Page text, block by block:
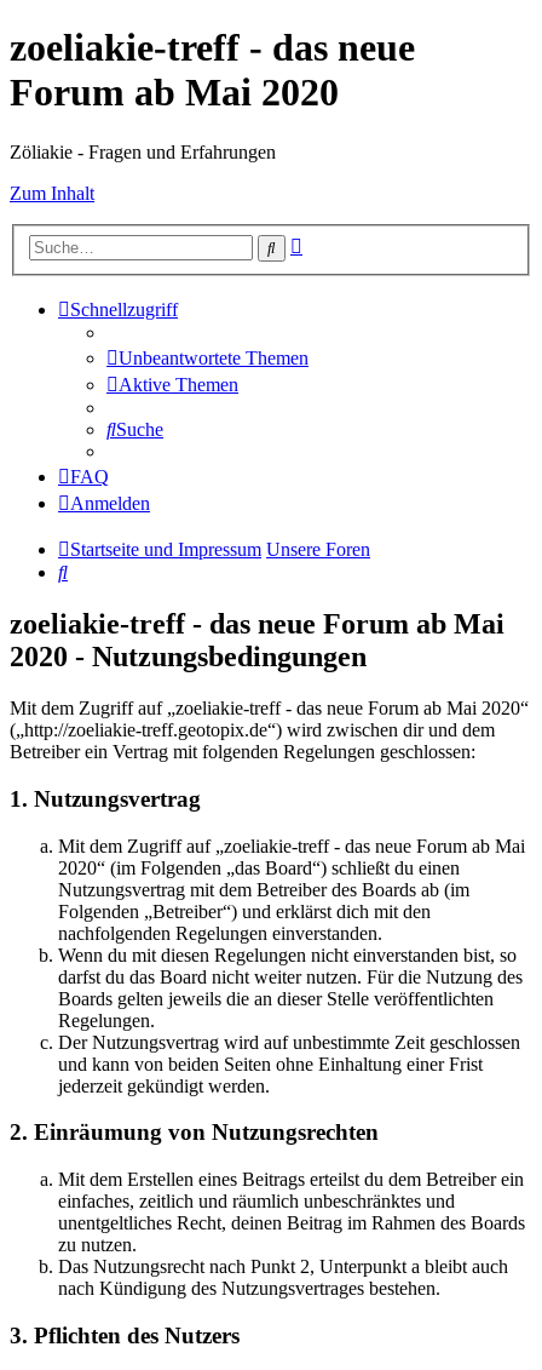
zoeliakie-treff - das neue
Forum ab Mai 2020
Zöliakie - Fragen und Erfahrungen
Zum Inhalt
Suche
Schnellzugriff
Unbeantwortete Themen
Aktive Themen
Suche
FAQ
Anmelden
Startseite und Impressum Unsere Foren
Suche
zoeliakie-treff - das neue Forum ab Mai
2020 - Nutzungsbedingungen
Mit dem Zugriff auf „zoeliakie-treff - das neue Forum ab Mai 2020“
(„http://zoeliakie-treff.geotopix.de“) wird zwischen dir und dem
Betreiber ein Vertrag mit folgenden Regelungen geschlossen:
1. Nutzungsvertrag
Mit dem Zugriff auf „zoeliakie-treff - das neue Forum ab Mai
2020“ (im Folgenden „das Board“) schließt du einen
Nutzungsvertrag mit dem Betreiber des Boards ab (im
Folgenden „Betreiber“) und erklärst dich mit den
nachfolgenden Regelungen einverstanden.
Wenn du mit diesen Regelungen nicht einverstanden bist, so
darfst du das Board nicht weiter nutzen. Für die Nutzung des
Boards gelten jeweils die an dieser Stelle veröffentlichten
Regelungen.
Der Nutzungsvertrag wird auf unbestimmte Zeit geschlossen
und kann von beiden Seiten ohne Einhaltung einer Frist
jederzeit gekündigt werden.
2. Einräumung von Nutzungsrechten
Mit dem Erstellen eines Beitrags erteilst du dem Betreiber ein
einfaches, zeitlich und räumlich unbeschränktes und
unentgeltliches Recht, deinen Beitrag im Rahmen des Boards
zu nutzen.
Das Nutzungsrecht nach Punkt 2, Unterpunkt a bleibt auch
nach Kündigung des Nutzungsvertrages bestehen.
3. Pflichten des Nutzers